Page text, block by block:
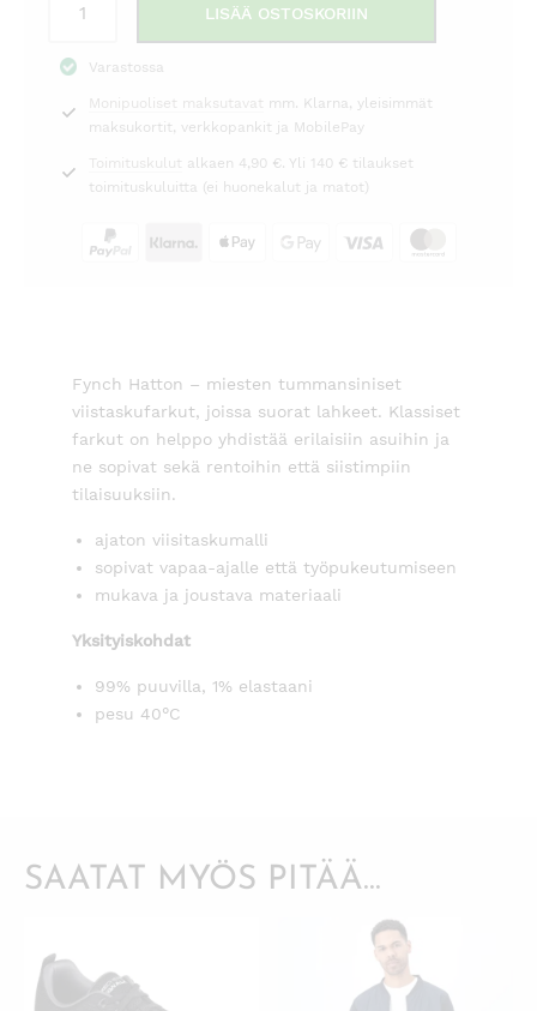
tummansininen
Hatton
määrä
LISÄÄ OSTOSKORIIN
Varastossa
Monipuoliset maksutavat mm. Klarna, yleisimmät
maksukortit, verkkopankit ja MobilePay
Toimituskulut alkaen 4,90 €. Yli 140 € tilaukset
toimituskuluitta (ei huonekalut ja matot)
Fynch Hatton – miesten tummansiniset
viistaskufarkut, joissa suorat lahkeet. Klassiset
farkut on helppo yhdistää erilaisiin asuihin ja
ne sopivat sekä rentoihin että siistimpiin
tilaisuuksiin.
ajaton viisitaskumalli
sopivat vapaa-ajalle että työpukeutumiseen
mukava ja joustava materiaali
Yksityiskohdat
99% puuvilla, 1% elastaani
pesu 40°C
SAATAT MYÖS PITÄÄ...
KATSO PIKANÄKYMÄ